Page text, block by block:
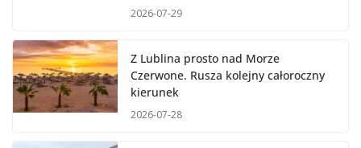
2026-07-29
Z Lublina prosto nad Morze
Czerwone. Rusza kolejny całoroczny
kierunek
2026-07-28